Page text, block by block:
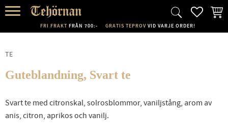
FRI FRAKT FRÅN 700:- GRATIS TEPROV VID VARJE ORDER!
TE
Guteblandning, Svart te
Svart te med citronskal, solrosblommor, vaniljstång, arom av
anis, citron, aprikos och vanilj.